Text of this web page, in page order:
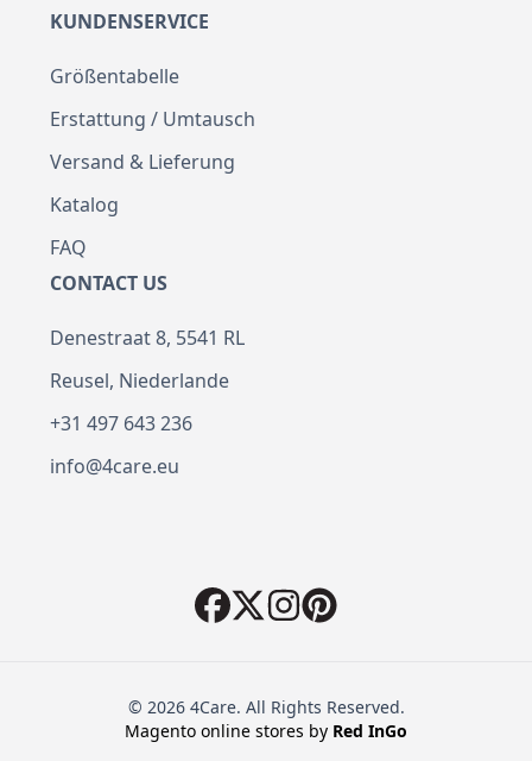
KUNDENSERVICE
Größentabelle
Erstattung / Umtausch
Versand & Lieferung
Katalog
FAQ
CONTACT US
Denestraat 8, 5541 RL
Reusel, Niederlande
+31 497 643 236
info@4care.eu
© 2026 4Care. All Rights Reserved.
Magento online stores by Red InGo